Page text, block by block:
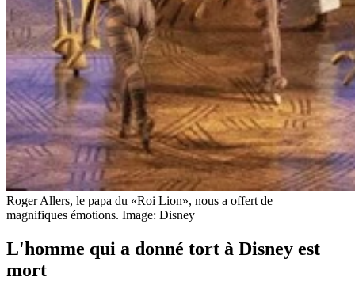
Roger Allers, le papa du «Roi Lion», nous a offert de
magnifiques émotions. Image: Disney
L'homme qui a donné tort à Disney est
mort